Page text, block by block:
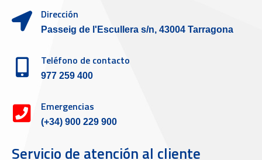
Dirección
Passeig de l'Escullera s/n, 43004 Tarragona
Teléfono de contacto
977 259 400
Emergencias
(+34) 900 229 900
Servicio de atención al cliente